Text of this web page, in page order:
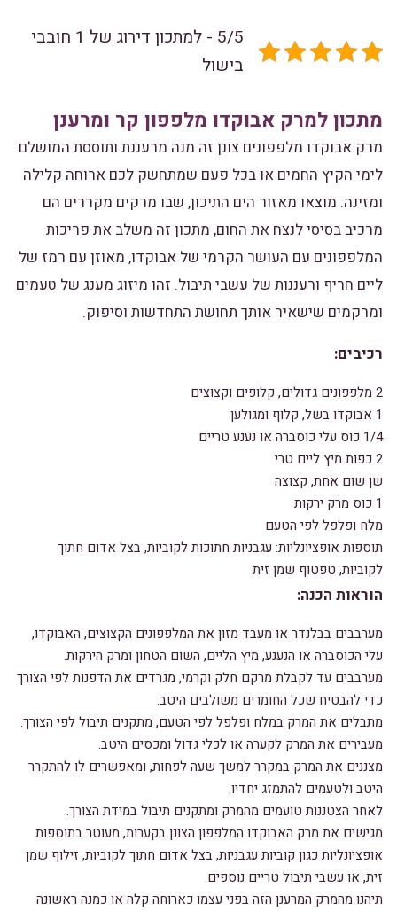
5/5 - למתכון דירוג של 1 חובבי
בישול
מתכון למרק אבוקדו מלפפון קר ומרענן
מרק אבוקדו מלפפונים צונן זה מנה מרעננת ותוססת המושלם
לימי הקיץ החמים או בכל פעם שמתחשק לכם ארוחה קלילה
ומזינה. מוצאו מאזור הים התיכון, שבו מרקים מקררים הם
מרכיב בסיסי לנצח את החום, מתכון זה משלב את פריכות
המלפפונים עם העושר הקרמי של אבוקדו, מאוזן עם רמז של
ליים חריף ורעננות של עשבי תיבול. זהו מיזוג מענג של טעמים
ומרקמים שישאיר אותך תחושת התחדשות וסיפוק.
רכיבים:
2 מלפפונים גדולים, קלופים וקצוצים
1 אבוקדו בשל, קלוף ומגולען
1/4 כוס עלי כוסברה או נענע טריים
2 כפות מיץ ליים טרי
שן שום אחת, קצוצה
1 כוס מרק ירקות
מלח ופלפל לפי הטעם
תוספות אופציונליות: עגבניות חתוכות לקוביות, בצל אדום חתוך
לקוביות, טפטוף שמן זית
הוראות הכנה:
מערבבים בבלנדר או מעבד מזון את המלפפונים הקצוצים, האבוקדו,
עלי הכוסברה או הנענע, מיץ הליים, השום הטחון ומרק הירקות.
מערבבים עד לקבלת מרקם חלק וקרמי, מגרדים את הדפנות לפי הצורך
כדי להבטיח שכל החומרים משולבים היטב.
מתבלים את המרק במלח ופלפל לפי הטעם, מתקנים תיבול לפי הצורך.
מעבירים את המרק לקערה או לכלי גדול ומכסים היטב.
מצננים את המרק במקרר למשך שעה לפחות, ומאפשרים לו להתקרר
היטב ולטעמים להתמזג יחדיו.
לאחר הצטננות טועמים מהמרק ומתקנים תיבול במידת הצורך.
מגישים את מרק האבוקדו המלפפון הצונן בקערות, מעוטר בתוספות
אופציונליות כגון קוביות עגבניות, בצל אדום חתוך לקוביות, זילוף שמן
זית, או עשבי תיבול טריים נוספים.
תיהנו מהמרק המרענן הזה בפני עצמו כארוחה קלה או כמנה ראשונה